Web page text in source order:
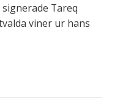
Tareq
viner ur hans